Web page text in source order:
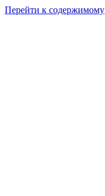
Перейти к содержимому